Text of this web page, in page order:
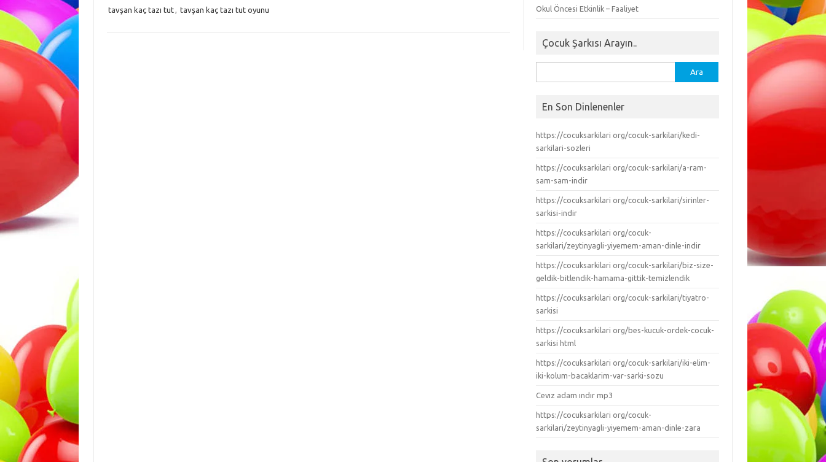
tavşan kaç tazı tut, tavşan kaç tazı tut oyunu Okul Öncesi Etkinlik – Faaliyet
Çocuk Şarkısı Arayın..
En Son Dinlenenler
https://cocuksarkilari org/cocuk-sarkilari/kedi-
sarkilari-sozleri
https://cocuksarkilari org/cocuk-sarkilari/a-ram-
sam-sam-indir
https://cocuksarkilari org/cocuk-sarkilari/sirinler-
sarkisi-indir
https://cocuksarkilari org/cocuk-
sarkilari/zeytinyagli-yiyemem-aman-dinle-indir
https://cocuksarkilari org/cocuk-sarkilari/biz-size-
geldik-bitlendik-hamama-gittik-temizlendik
https://cocuksarkilari org/cocuk-sarkilari/tiyatro-
sarkisi
https://cocuksarkilari org/bes-kucuk-ordek-cocuk-
sarkisi html
https://cocuksarkilari org/cocuk-sarkilari/iki-elim-
iki-kolum-bacaklarim-var-sarki-sozu
Cevız adam ındır mp3
https://cocuksarkilari org/cocuk-
sarkilari/zeytinyagli-yiyemem-aman-dinle-zara